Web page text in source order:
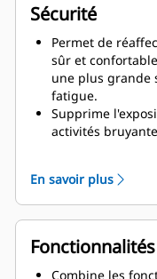
Sécurité
Permet de
sûr et
une plus grande
fatigue.
Supprime
activités
refroidissement.
Réduit le risque
trébuchements
monte sur la
En savoir plus
Fonctionnalités
Combine les